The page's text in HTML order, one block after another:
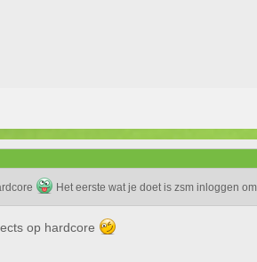
Het eerste wat je doet is zsm inloggen
op hardcore